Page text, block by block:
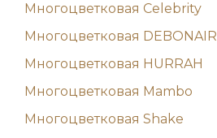
Многоцветковая Celebrity
Многоцветковая DEBONAIR
Многоцветковая HURRAH
Многоцветковая Mambo
Многоцветковая Shake